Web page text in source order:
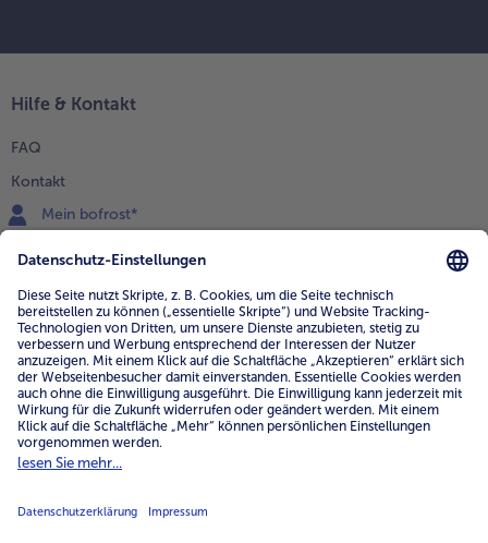
Hilfe & Kontakt
FAQ
Kontakt
Mein bofrost*
0800 - 000 19 18
Mo.-Fr.: 7-21 Uhr Sa: 8-16 Uhr
Service
Unternehmen
Über uns